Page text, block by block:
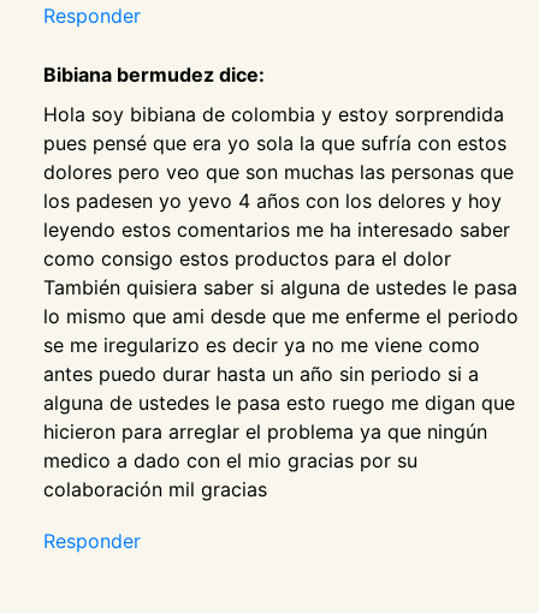
Responder
Bibiana bermudez dice:
Hola soy bibiana de colombia y estoy sorprendida
pues pensé que era yo sola la que sufría con estos
dolores pero veo que son muchas las personas que
los padesen yo yevo 4 años con los delores y hoy
leyendo estos comentarios me ha interesado saber
como consigo estos productos para el dolor
También quisiera saber si alguna de ustedes le pasa
lo mismo que ami desde que me enferme el periodo
se me iregularizo es decir ya no me viene como
antes puedo durar hasta un año sin periodo si a
alguna de ustedes le pasa esto ruego me digan que
hicieron para arreglar el problema ya que ningún
medico a dado con el mio gracias por su
colaboración mil gracias
Responder